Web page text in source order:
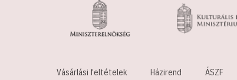
Vásárlási feltételek Házirend ÁSZF